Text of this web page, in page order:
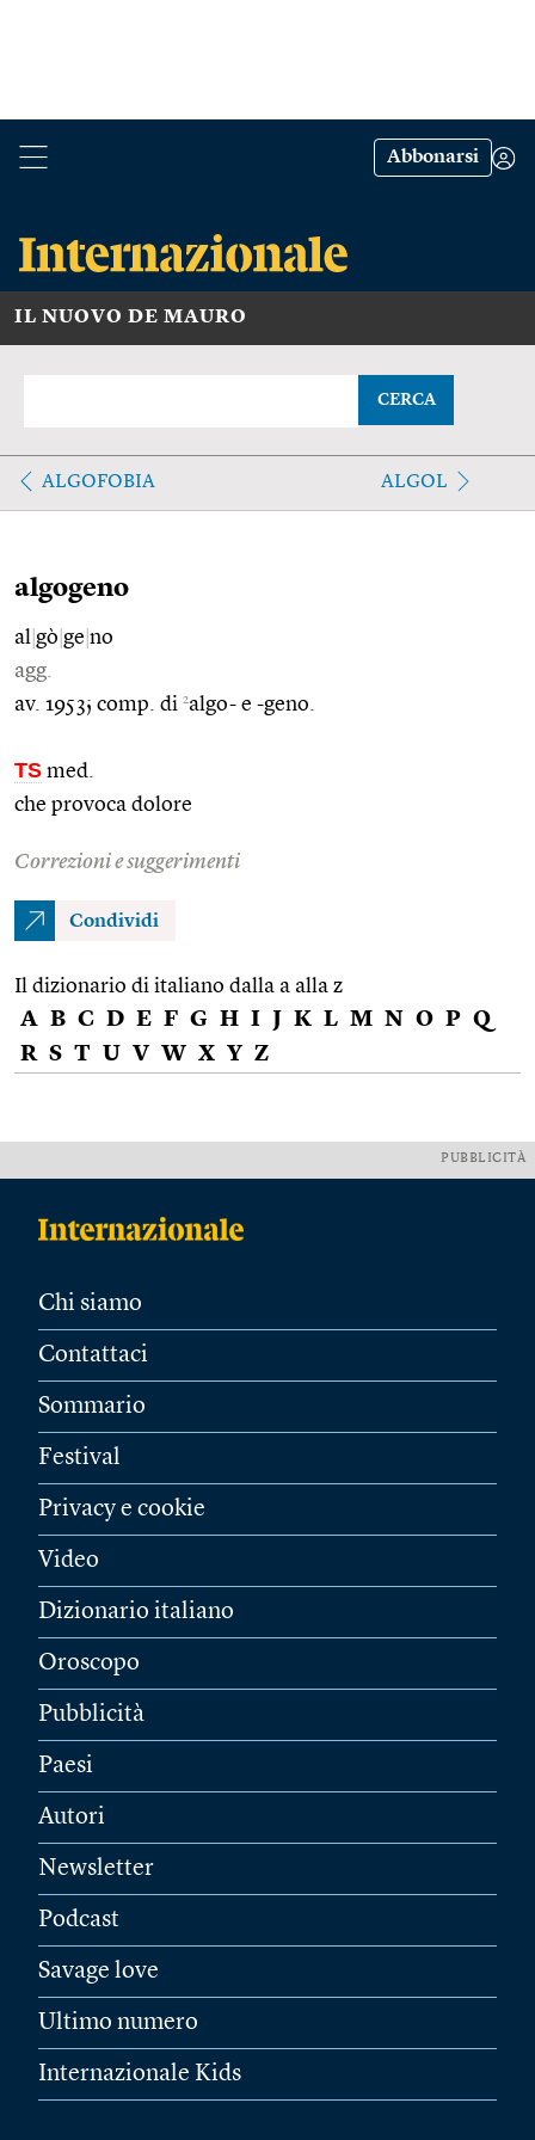
Abbonarsi
IL NUOVO DE MAURO
CERCA
ALGOFOBIA ALGOL
algogeno
al gò ge no
agg.
av. 1953; comp. di 2algo- e -geno.
TS med.
che provoca dolore
Correzioni e suggerimenti
Condividi
Il dizionario di italiano dalla a alla z
A B C D E F G H I J K L M N O P Q
R S T U V W X Y Z
PUBBLICITÀ
Chi siamo
Contattaci
Sommario
Festival
Privacy e cookie
Video
Dizionario italiano
Oroscopo
Pubblicità
Paesi
Autori
Newsletter
Podcast
Savage love
Ultimo numero
Internazionale Kids